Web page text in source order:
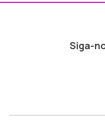
Siga-